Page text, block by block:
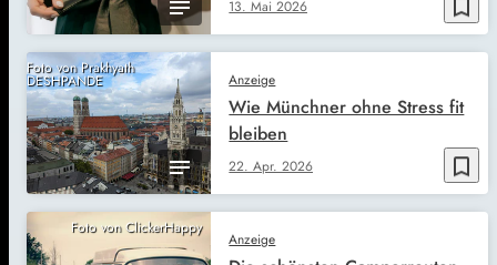
bookmark_border
13. Mai 2026
Foto von Prakhyath
DESHPANDE
bookmark_border
Anzeige
22. Apr. 2026
Wie Münchner ohne Stress fit
bleiben
Foto von ClickerHappy
Anzeige